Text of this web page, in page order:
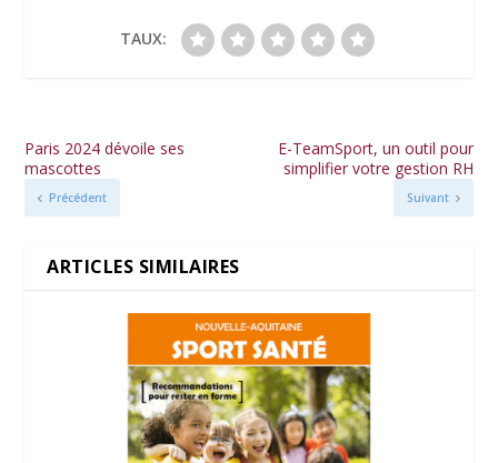
TAUX:
Paris 2024 dévoile ses
mascottes
Précédent
E-TeamSport, un outil pour
simplifier votre gestion RH
Suivant
ARTICLES SIMILAIRES